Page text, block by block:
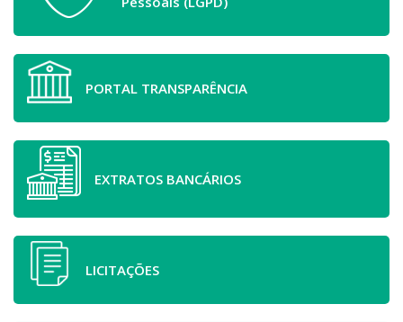
PORTAL TRANSPARÊNCIA
EXTRATOS BANCÁRIOS
LICITAÇÕES